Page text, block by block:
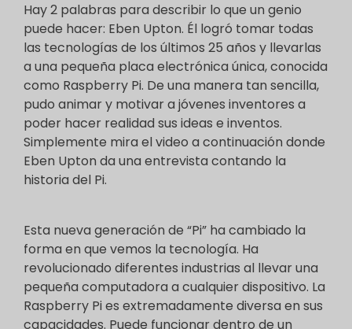
Hay 2 palabras para describir lo que un genio
puede hacer: Eben Upton. Él logró tomar todas
las tecnologías de los últimos 25 años y llevarlas
a una pequeña placa electrónica única, conocida
como Raspberry Pi. De una manera tan sencilla,
pudo animar y motivar a jóvenes inventores a
poder hacer realidad sus ideas e inventos.
Simplemente mira el video a continuación donde
Eben Upton da una entrevista contando la
historia del Pi.
Esta nueva generación de “Pi” ha cambiado la
forma en que vemos la tecnología. Ha
revolucionado diferentes industrias al llevar una
pequeña computadora a cualquier dispositivo. La
Raspberry Pi es extremadamente diversa en sus
capacidades. Puede funcionar dentro de un